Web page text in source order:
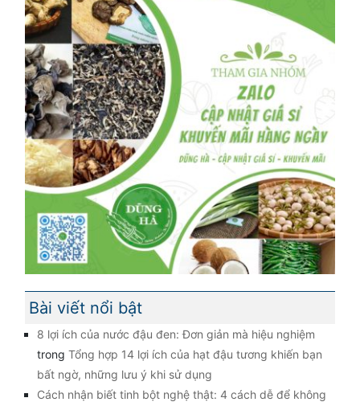
Bài viết nổi bật
8 lợi ích của nước đậu đen: Đơn giản mà hiệu nghiệm
trong Tổng hợp 14 lợi ích của hạt đậu tương khiến bạn
bất ngờ, những lưu ý khi sử dụng
Cách nhận biết tinh bột nghệ thật: 4 cách dễ để không